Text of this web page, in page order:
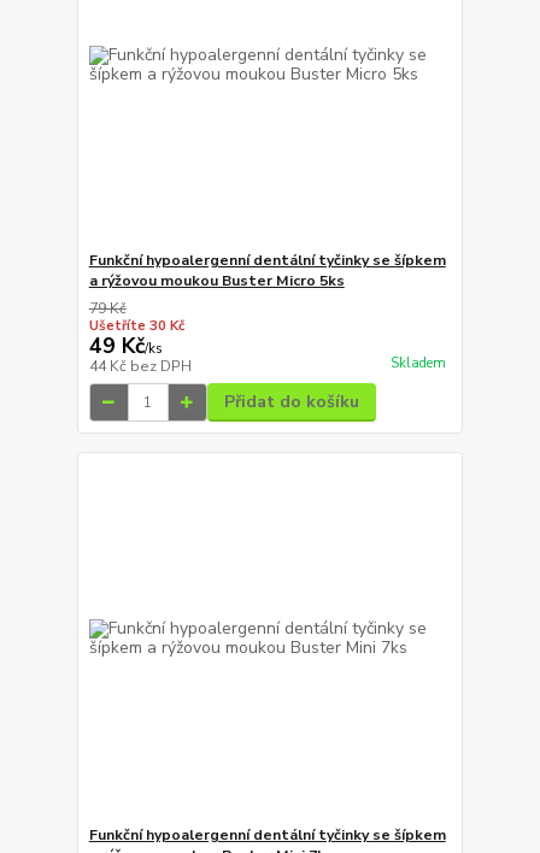
Funkční hypoalergenní dentální tyčinky se šípkem
a rýžovou moukou Buster Micro 5ks
79 Kč
Ušetříte 30 Kč
49 Kč/ks
44 Kč bez DPH Skladem
Přidat do košíku
Funkční hypoalergenní dentální tyčinky se šípkem